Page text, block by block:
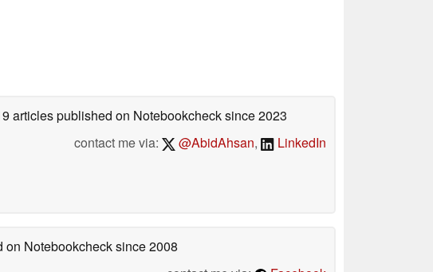
articles published on Notebookchecksince 2023
contact me via:
@AbidAhsan, LinkedIn
on Notebookchecksince 2008